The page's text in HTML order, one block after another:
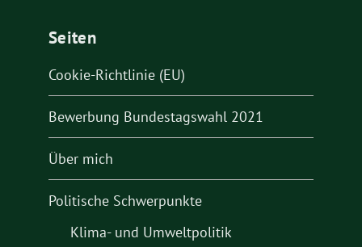
Seiten
Cookie-Richtlinie (EU)
Bewerbung Bundestagswahl 2021
Über mich
Politische Schwerpunkte
Klima- und Umweltpolitik